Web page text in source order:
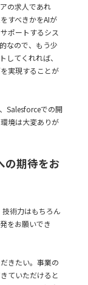
の求人であれ
すべきかをAIが
ポートするシス
なので、もう少
してくれれば、
実現することが
Salesforceでの開
境は大変ありが
の期待をお
術力はもちろん
をお願いでき
きたい。事業の
ていただけると